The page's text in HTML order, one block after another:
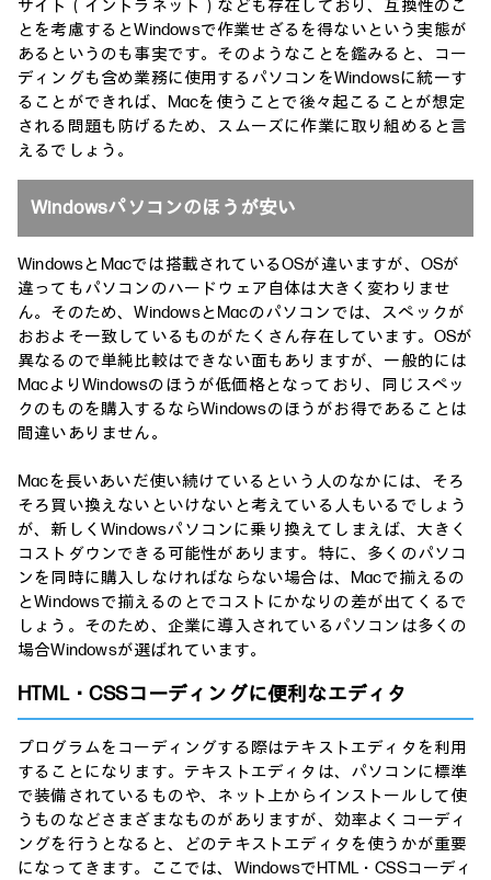
サイト（イントラネット）なども存在しており、互換性のこ
とを考慮するとWindowsで作業せざるを得ないという実態が
あるというのも事実です。そのようなことを鑑みると、コー
ディングも含め業務に使用するパソコンをWindowsに統一す
ることができれば、Macを使うことで後々起こることが想定
される問題も防げるため、スムーズに作業に取り組めると言
えるでしょう。
Windowsパソコンのほうが安い
WindowsとMacでは搭載されているOSが違いますが、OSが
違ってもパソコンのハードウェア自体は大きく変わりませ
ん。そのため、WindowsとMacのパソコンでは、スペックが
おおよそ一致しているものがたくさん存在しています。OSが
異なるので単純比較はできない面もありますが、一般的には
MacよりWindowsのほうが低価格となっており、同じスペッ
クのものを購入するならWindowsのほうがお得であることは
間違いありません。
Macを長いあいだ使い続けているという人のなかには、そろ
そろ買い換えないといけないと考えている人もいるでしょう
が、新しくWindowsパソコンに乗り換えてしまえば、大きく
コストダウンできる可能性があります。特に、多くのパソコ
ンを同時に購入しなければならない場合は、Macで揃えるの
とWindowsで揃えるのとでコストにかなりの差が出てくるで
しょう。そのため、企業に導入されているパソコンは多くの
場合Windowsが選ばれています。
HTML・CSSコーディングに便利なエディタ
プログラムをコーディングする際はテキストエディタを利用
することになります。テキストエディタは、パソコンに標準
で装備されているものや、ネット上からインストールして使
うものなどさまざまなものがありますが、効率よくコーディ
ングを行うとなると、どのテキストエディタを使うかが重要
になってきます。ここでは、WindowsでHTML・CSSコーディ